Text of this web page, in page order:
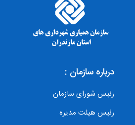
درباره سازمان :
رئیس شورای سازمان
رئیس هیئت مدیره